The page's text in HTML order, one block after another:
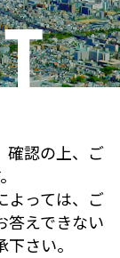
確認の上、ご
よっては、ご
答えできない
さい。